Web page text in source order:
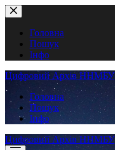
Перейти
до
вмістуГоловна
Пошук
Інфо
Цифровий Архів ННМБУ
Головна
Пошук
Інфо
Цифровий Архів ННМБУ